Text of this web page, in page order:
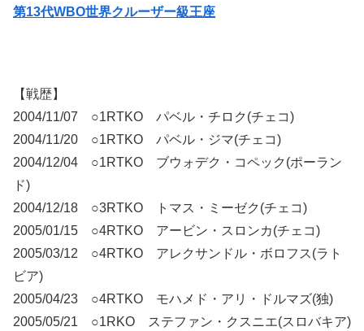
第13代WBO世界クルーザー級王座
【戦歴】
2004/11/07 ○1RTKO パベル・チロク(チェコ)
2004/11/20 ○1RTKO パベル・ジマ(チェコ)
2004/12/04 ○1RTKO ブウォデク・コペック(ポーラン
ド)
2004/12/18 ○3RTKO トマス・ミーゼク(チェコ)
2005/01/15 ○4RTKO アービン・スロンカ(チェコ)
2005/03/12 ○4RTKO アレクサンドル・ボロフス(ラト
ビア)
2005/04/23 ○4RTKO モハメド・アリ・ドルマズ(独)
2005/05/21 ○1RKO ステファン・クスニエ(スロバキア)